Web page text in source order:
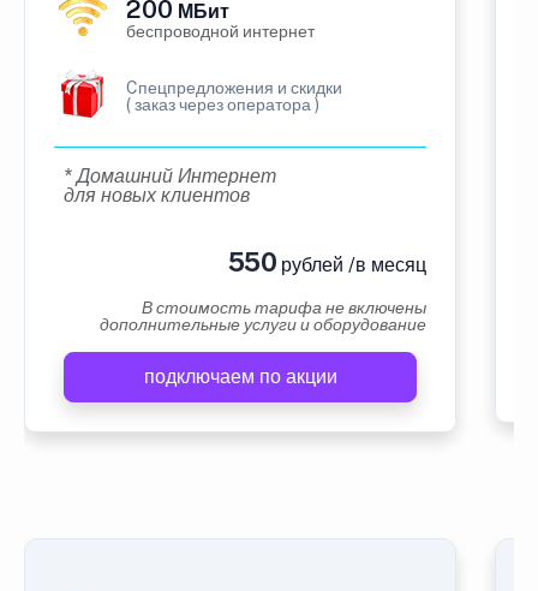
200 МБит
беспроводной интернет
Cпецпредложения и скидки
( заказ через оператора )
* Домашний Интернет
для новых клиентов
550 рублей /в месяц
В стоимость тарифа не включены
дополнительные услуги и оборудование
подключаем по акции